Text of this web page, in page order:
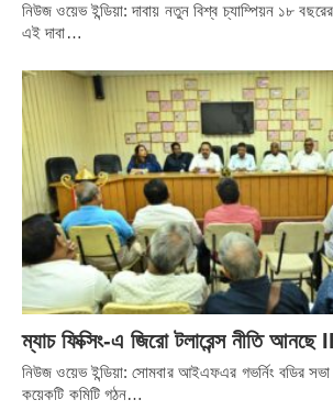
নিউজ ওয়েভ ইন্ডিয়া: দাবায় নতুন বিশ্ব চ্যাম্পিয়ন ১৮
এই দাবা…
ম্যাচ ফিক্সিং-এ জিরো টলারেন্স নীতি আনছে
নিউজ ওয়েভ ইন্ডিয়া: সোমবার আইএফএর গভর্নিং বডির
কয়েকটি কমিটি গঠন…